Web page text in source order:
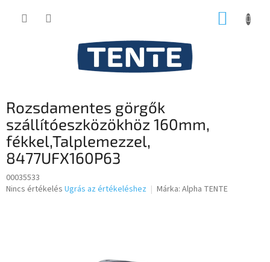
KOSÁR
Rozsdamentes görgők
szállítóeszközökhöz 160mm,
fékkel,Talplemezzel,
8477UFX160P63
00035533
A
Nincs értékelés Ugrás az értékeléshez Márka: Alpha TENTE